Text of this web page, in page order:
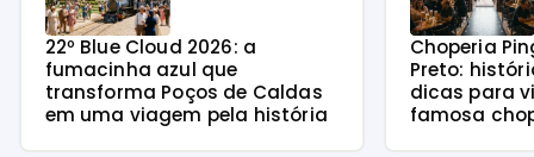
22º Blue Cloud 2026: a
fumacinha azul que
transforma Poços de Caldas
em uma viagem pela história
Choperia
Preto:
dicas para
famosa